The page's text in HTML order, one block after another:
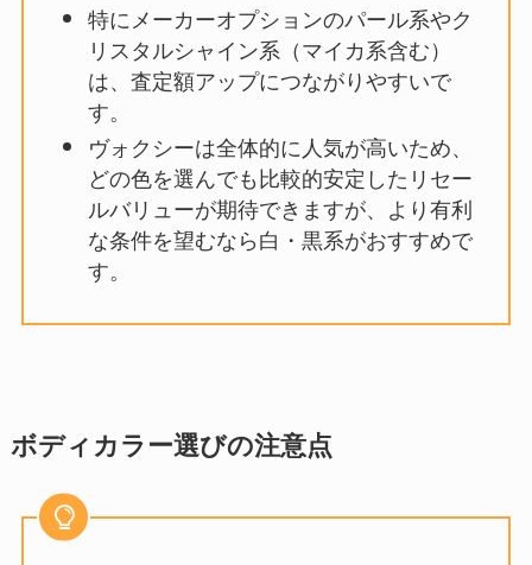
特にメーカーオプションのパール系やク
リスタルシャイン系（マイカ系含む）
は、査定額アップにつながりやすいで
す。
ヴォクシーは全体的に人気が高いため、
どの色を選んでも比較的安定したリセー
ルバリューが期待できますが、より有利
な条件を望むなら白・黒系がおすすめで
す。
ボディカラー選びの注意点